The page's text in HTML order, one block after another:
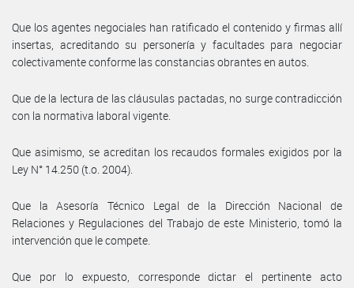
Que los agentes negociales han ratificado el contenido y firmas allí
insertas, acreditando su personería y facultades para negociar
colectivamente conforme las constancias obrantes en autos.
Que de la lectura de las cláusulas pactadas, no surge contradicción
con la normativa laboral vigente.
Que asimismo, se acreditan los recaudos formales exigidos por la
Ley N° 14.250 (t.o. 2004).
Que la Asesoría Técnico Legal de la Dirección Nacional de
Relaciones y Regulaciones del Trabajo de este Ministerio, tomó la
intervención que le compete.
Que por lo expuesto, corresponde dictar el pertinente acto